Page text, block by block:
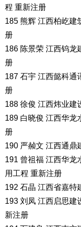
程 重新注册
185 熊辉 江西柏屹建
册
186 陈景荣 江西钨龙
册
187 石宇 江西懿科通
册
188 徐俊 江西炜业建
189 白晓俊 江西华龙
册
190 严赪文 江西通鼎
191 曾祖福 江西华龙
用工程 重新注册
192 石晶 江西省嘉特
193 刘凤 江西启思建
新注册